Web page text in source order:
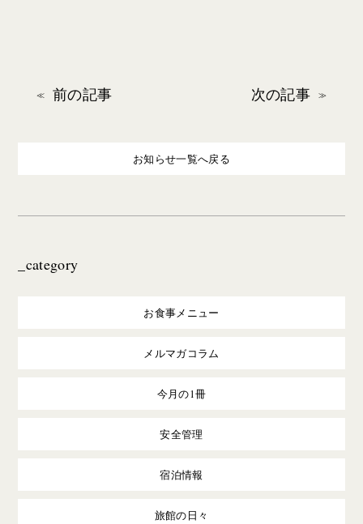
前の記事 次の記事
お知らせ一覧へ戻る
_category
お食事メニュー
メルマガコラム
今月の1冊
安全管理
宿泊情報
旅館の日々